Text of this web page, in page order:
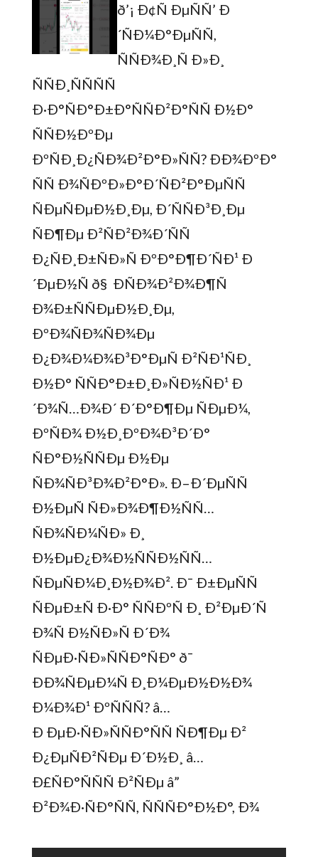
ð’¡ Ð¢Ñ ÐµÑÑ’ Ð
´ÑÐ¼Ð°ÐµÑÑ,
ÑÑÐ¾Ð¸Ñ Ð»Ð¸
ÑÑÐ¸ÑÑÑÑ
Ð·Ð°ÑÐ°Ð±Ð°ÑÑÐ²Ð°ÑÑ Ð½Ð°
ÑÑÐ½ÐºÐµ
ÐºÑÐ¸Ð¿ÑÐ¾Ð²Ð°Ð»ÑÑ? ÐÐ¾ÐºÐ°
ÑÑ Ð¾ÑÐºÐ»Ð°Ð´ÑÐ²Ð°ÐµÑÑ
ÑÐµÑÐµÐ½Ð¸Ðµ, Ð´ÑÑÐ³Ð¸Ðµ
ÑÐ¶Ðµ Ð²ÑÐ²Ð¾Ð´ÑÑ
Ð¿ÑÐ¸Ð±ÑÐ»Ñ ÐºÐ°Ð¶Ð´ÑÐ¹ Ð
´ÐµÐ½Ñ ð§ ÐÑÐ¾Ð²Ð¾Ð¶Ñ
Ð¾Ð±ÑÑÐµÐ½Ð¸Ðµ,
ÐºÐ¾ÑÐ¾ÑÐ¾Ðµ
Ð¿Ð¾Ð¼Ð¾Ð³Ð°ÐµÑ Ð²ÑÐ¹ÑÐ¸
Ð½Ð° ÑÑÐ°Ð±Ð¸Ð»ÑÐ½ÑÐ¹ Ð
´Ð¾Ñ…Ð¾Ð´ Ð´Ð°Ð¶Ðµ ÑÐµÐ¼,
ÐºÑÐ¾ Ð½Ð¸ÐºÐ¾Ð³Ð´Ð°
ÑÐ°Ð½ÑÑÐµ Ð½Ðµ
ÑÐ¾ÑÐ³Ð¾Ð²Ð°Ð». Ð–Ð´ÐµÑÑ
Ð½ÐµÑ ÑÐ»Ð¾Ð¶Ð½ÑÑ…
ÑÐ¾ÑÐ¼ÑÐ» Ð¸
Ð½ÐµÐ¿Ð¾Ð½ÑÑÐ½ÑÑ…
ÑÐµÑÐ¼Ð¸Ð½Ð¾Ð². Ð¯ Ð±ÐµÑÑ
ÑÐµÐ±Ñ Ð·Ð° ÑÑÐºÑ Ð¸ Ð²ÐµÐ´Ñ
Ð¾Ñ Ð½ÑÐ»Ñ Ð´Ð¾
ÑÐµÐ·ÑÐ»ÑÑÐ°ÑÐ° ð¯
ÐÐ¾ÑÐµÐ¼Ñ Ð¸Ð¼ÐµÐ½Ð½Ð¾
Ð¼Ð¾Ð¹ ÐºÑÑÑ? â…
Ð ÐµÐ·ÑÐ»ÑÑÐ°ÑÑ ÑÐ¶Ðµ Ð²
Ð¿ÐµÑÐ²ÑÐµ Ð´Ð½Ð¸ â…
Ð£ÑÐ°ÑÑÑ Ð²ÑÐµ â”
Ð²Ð¾Ð·ÑÐ°ÑÑ, ÑÑÑÐ°Ð½Ð°, Ð¾